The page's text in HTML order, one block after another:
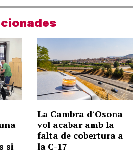
si
La Cambra d’Osona
vol acabar amb la
falta de cobertura a
la C-17